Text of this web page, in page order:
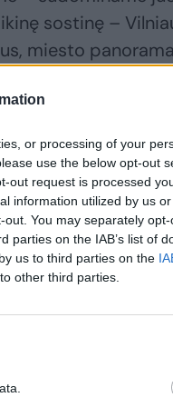
or processing of your
use the below opt-out
out request is processed
information utilized by us
You may separately
parties on the IAB’s list of
us to third parties on the
other third parties.
sostinę –
miesto
tiek azarto, kitaip
bunkerį-slėptuvę
A.Kazlauskas.
kur negalima,
įvairius
tik į programą, bet
apleistame,
pats savaime, o
pabandyti tą